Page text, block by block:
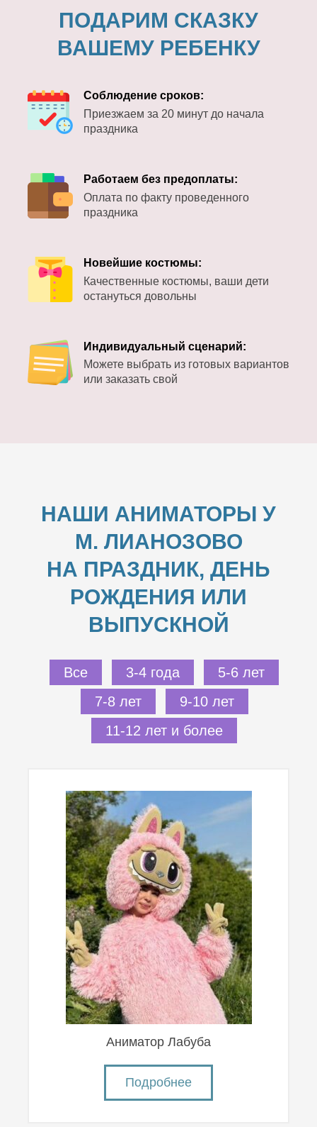
ПОДАРИМ СКАЗКУ
ВАШЕМУ РЕБЕНКУ
Соблюдение сроков:
Приезжаем за 20 минут до начала
праздника
Работаем без предоплаты:
Оплата по факту проведенного
праздника
Новейшие костюмы:
Качественные костюмы, ваши дети
остануться довольны
Индивидуальный сценарий:
Можете выбрать из готовых вариантов
или заказать свой
НАШИ АНИМАТОРЫ У
М. ЛИАНОЗОВО
НА ПРАЗДНИК, ДЕНЬ
РОЖДЕНИЯ ИЛИ
ВЫПУСКНОЙ
Все 3-4 года
5-6 лет
7-8 лет
9-10 лет
11-12 лет и более
Аниматор Лабуба
Подробнее